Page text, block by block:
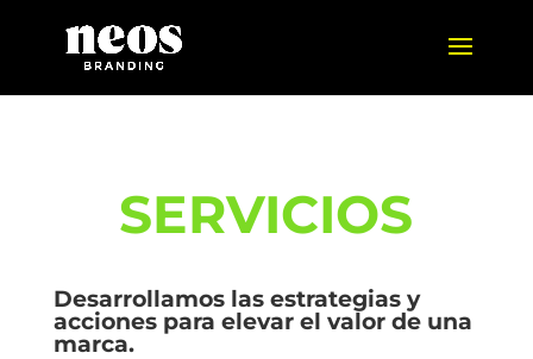
SERVICIOS
Desarrollamos las estrategias y
acciones para elevar el valor de una
marca.